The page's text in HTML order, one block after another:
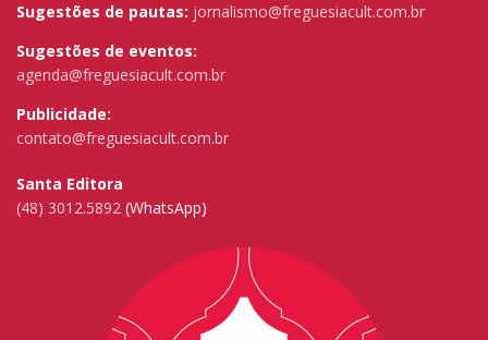
Sugestões de pautas: jornalismo@freguesiacult.com.br
Sugestões de eventos:
agenda@freguesiacult.com.br
Publicidade:
contato@freguesiacult.com.br
Santa Editora
(48) 3012.5892 (WhatsApp)